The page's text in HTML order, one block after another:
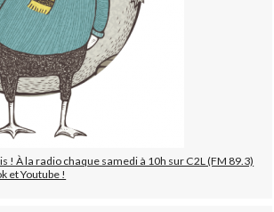
! À la radio chaque samedi à 10h sur C2L (FM 89.3)
et Youtube !